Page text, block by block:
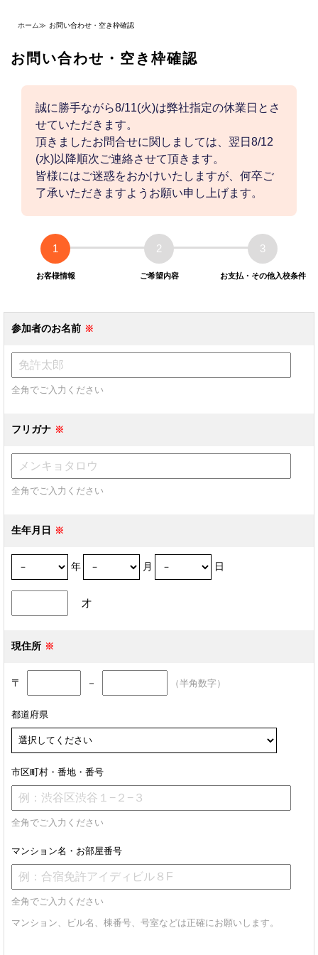
ホーム≫ お問い合わせ・空き枠確認
お問い合わせ・空き枠確認
誠に勝手ながら8/11(火)は弊社指定の休業日とさ
せていただきます。
頂きましたお問合せに関しましては、翌日8/12
(水)以降順次ご連絡させて頂きます。
皆様にはご迷惑をおかけいたしますが、何卒ご
了承いただきますようお願い申し上げます。
1
お客様情報
2
ご希望内容
3
お支払・その他入校条件
参加者のお名前
全角でご入力ください
フリガナ
全角でご入力ください
生年月日
年 月 日
才
現住所
〒 － （半角数字）
都道府県
市区町村・番地・番号
全角でご入力ください
マンション名・お部屋番号
全角でご入力ください
マンション、ビル名、棟番号、号室などは正確にお願いします。